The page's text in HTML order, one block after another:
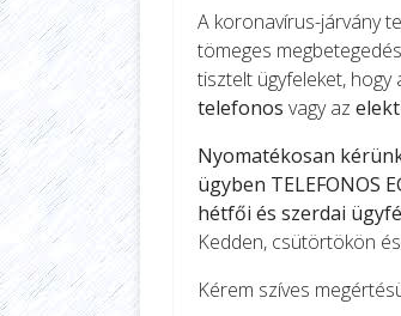
A koronavírus-járvány
tömeges
tisztelt ügyfeleket,
telefonos vagy az
Nyomatékosan
ügyben TELEFONOS
hétfői és szerdai
Kedden, csütörtökön
Kérem szíves